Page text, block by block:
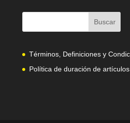
Términos, Definiciones y
Política de duración de